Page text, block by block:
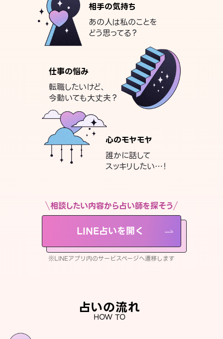
相手の気持ち
あの人は私のことを
どう思ってる？
仕事の悩み
転職したいけど、
今動いても大丈夫？
心のモヤモヤ
誰かに話して
スッキリしたい…！
相談したい内容から占い師を探そう
LINE占いを開く
※LINEアプリ内のサービスページへ遷移します
占いの流れ
HOW TO